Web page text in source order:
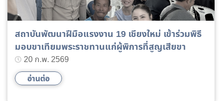
สถาบันพัฒนาฝีมือแรงงาน 19 เชียงใหม่ เข้าร่วมพิธี
มอบขาเทียมพระราชทานแก่ผู้พิการที่สูญเสียขา
20 ก.พ. 2569
อ่านต่อ